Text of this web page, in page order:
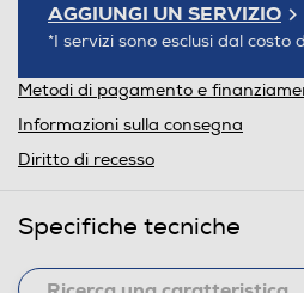
AGGIUNGI UN SERVIZIO
*I servizi sono esclusi dal costo
Metodi di pagamento e
Informazioni sulla consegna
Diritto di recesso
Specifiche tecniche